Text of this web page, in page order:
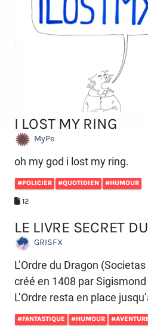
I LOST MY RING
MyPe
oh my god i lost my ring.
#POLICIER #QUOTIDIEN #HUMOUR
12
LE LIVRE SECRET
GRISFX
L’Ordre du Dragon
créé en 1408 par
L’Ordre resta en place
#FANTASTIQUE #HUMOUR